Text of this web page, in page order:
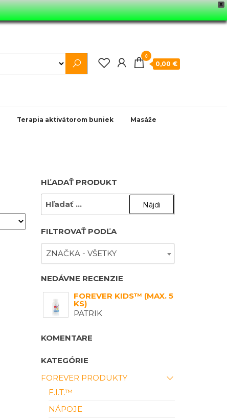
X
0
0,00 €
Terapia aktivátorom buniek Masáže
HĽADAŤ PRODUKT
HĽADAŤ:
FILTROVAŤ PODĽA
ZNAČKA - VŠETKY
NEDÁVNE RECENZIE
FOREVER KIDS™ (MAX. 5
KS)
PATRIK
KOMENTARE
KATEGÓRIE
FOREVER PRODUKTY
F.I.T.™
NÁPOJE